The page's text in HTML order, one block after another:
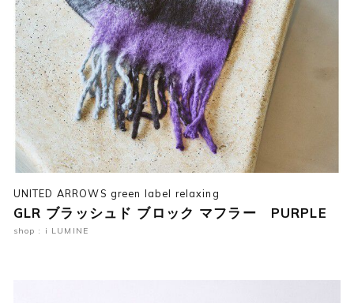
UNITED ARROWS green label relaxing
GLR ブラッシュド ブロック マフラー PURPLE
shop : i LUMINE